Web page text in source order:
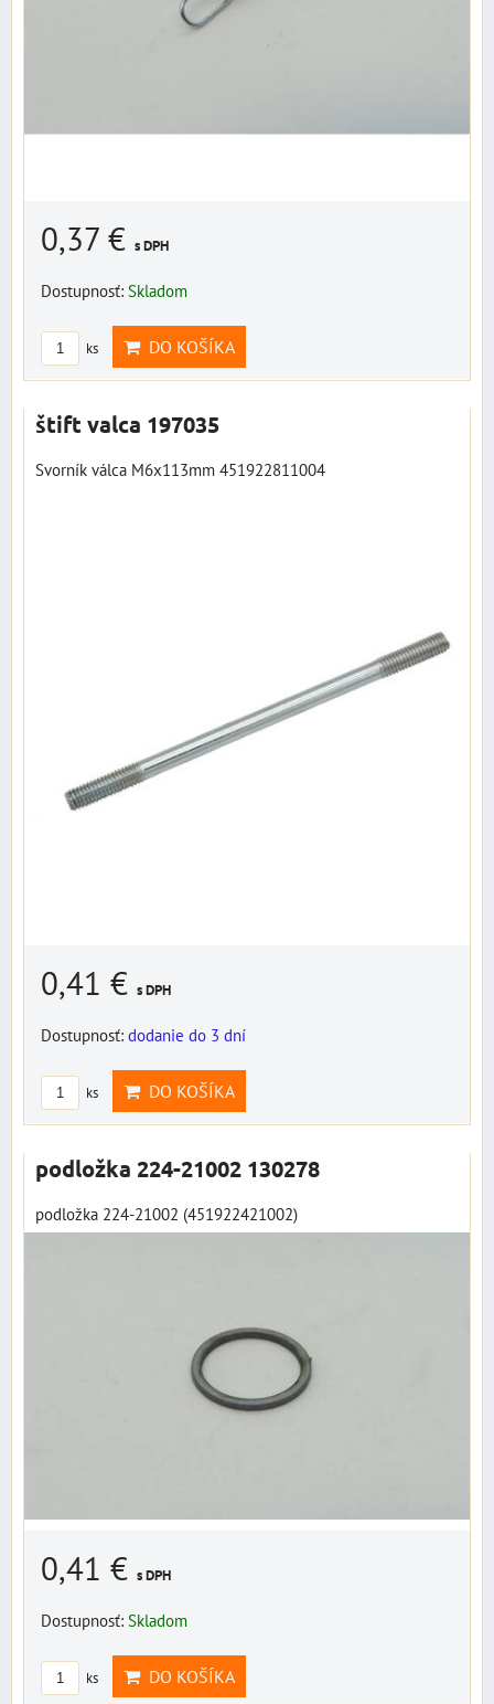
0,37 € s DPH
Dostupnosť: Skladom
ks DO KOŠÍKA
štift valca 197035
Svorník válca M6x113mm 451922811004
0,41 € s DPH
Dostupnosť: dodanie do 3 dní
ks DO KOŠÍKA
podložka 224-21002 130278
podložka 224-21002 (451922421002)
0,41 € s DPH
Dostupnosť: Skladom
ks DO KOŠÍKA